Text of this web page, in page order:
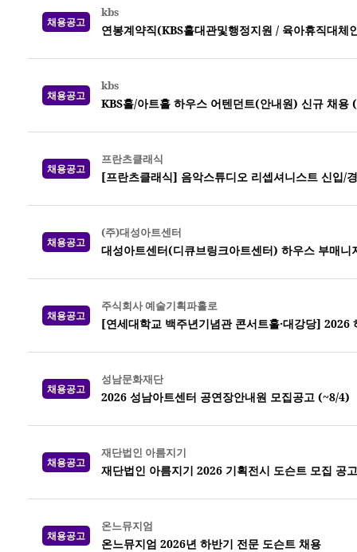
채용공고
kbs
연봉계약직(KBS홀대관및행정지원 / 육아휴직대
채용공고
kbs
KBS홀/아트홀 하우스 어텐던트(안내원) 신규 채용
채용공고
프란츠클래식
[프란츠클래식] 음악스튜디오 리셉셔니스트 신입/
채용공고
(주)대성아트센터
대성아트센터(디큐브링크아트센터) 하우스 부매니
채용공고
주식회사 예술기획파홀로
[연세대학교 백주년기념관 콘서트홀·대강당] 2026
채용공고
성남문화재단
2026 성남아트센터 공연장안내원 모집공고 (~8/4)
채용공고
재단법인 아름지기
재단법인 아름지기 2026 기획전시 도슨트 모집 공고
채용공고
온느뮤지엄
온느뮤지엄 2026년 하반기 전문 도슨트 채용